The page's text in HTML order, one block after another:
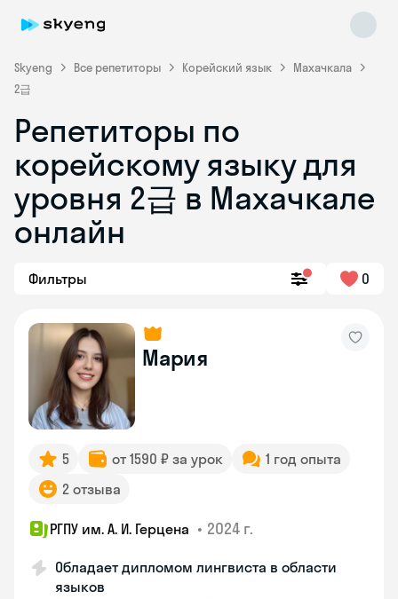
Skyeng Все репетиторы Корейский язык
Махачкала
2급
Репетиторы по
корейскому языку для
уровня 2급 в Махачкале
онлайн
Фильтры 0
Мария
5 от 1590 ₽ за урок
1 год опыта
2 отзыва
РГПУ им. А. И. Герцена • 2024 г.
Обладает дипломом лингвиста в области
языков
Skyeng Chat
online